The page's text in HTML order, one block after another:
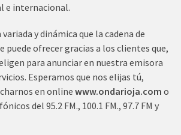
e internacional.
y dinámica que la cadena de
puede ofrecer gracias a los clientes que,
para anunciar en nuestra emisora
Esperamos que nos elijas tú,
en online www.ondarioja.com o
del 95.2 FM., 100.1 FM., 97.7 FM y